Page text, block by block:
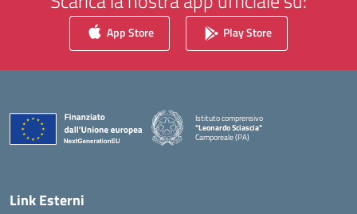
App Store Play Store
Istituto comprensivo
"Leonardo Sciascia"
Camporeale (PA)
— Visita la pagina iniziale della scuola
Link Esterni